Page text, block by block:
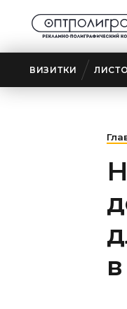
ВИЗИТКИ